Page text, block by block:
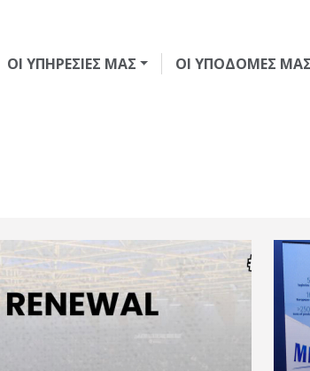
ΟΙ ΥΠΗΡΕΣΙΕΣ ΜΑΣ ΟΙ ΥΠΟΔΟΜΕΣ ΜΑΣ